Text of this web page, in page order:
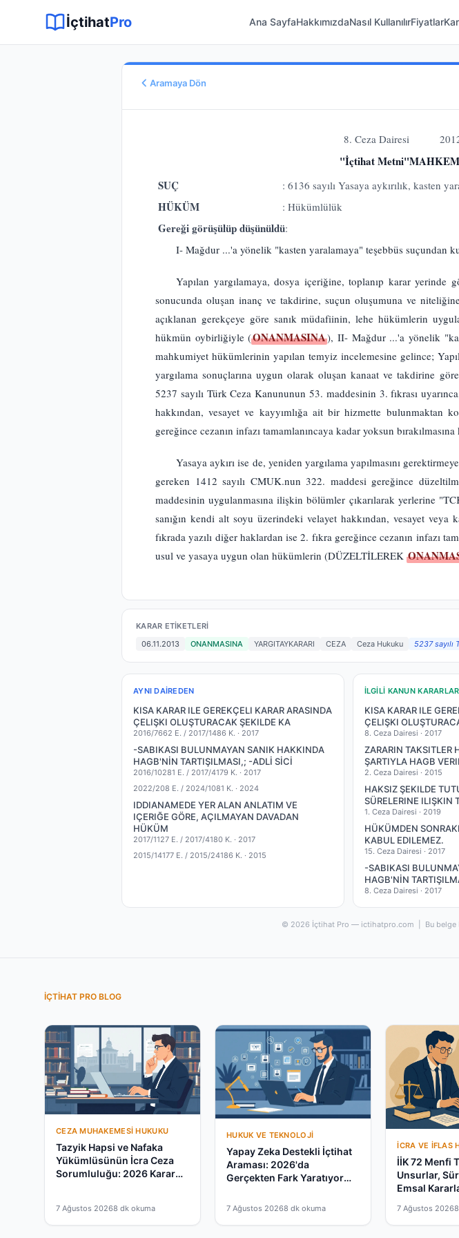
İçtihatPro Ana SayfaHakkımızdaNasıl KullanılırFiyatlar
Aramaya Dön
Karar Tarihi
06.11.2013
ONANMASINA
Hukuk Alanı
8. Ceza Dairesi
"İçtihat
SUÇ
: 6136 sayılı Yasaya aykırılık, kasten
HÜKÜM : Hükümlülük
Gereği görüşülüp düşünüldü:
I- Mağdur ...'a yönelik "kasten yaralamaya" teşebbüs suçundan
Yapılan yargılamaya, dosya içeriğine, toplanıp karar
sonucunda oluşan inanç ve takdirine, suçun oluşumuna ve
açıklanan gerekçeye göre sanık müdafiinin, lehe hükümlerin
hükmün oybirliğiyle (ONANMASINA), II- Mağdur ...'a yönelik
mahkumiyet hükümlerinin yapılan temyiz incelemesine gelince;
yargılama sonuçlarına uygun olarak oluşan kanaat ve takdirine
5237 sayılı Türk Ceza Kanununun 53. maddesinin 3. fıkrası
hakkından, vesayet ve kayyımlığa ait bir hizmette bulunmaktan
gereğince cezanın infazı tamamlanıncaya kadar yoksun
Yasaya aykırı ise de, yeniden yargılama yapılmasını
gereken 1412 sayılı CMUK.nun 322. maddesi gereğince
maddesinin uygulanmasına ilişkin bölümler çıkarılarak yerlerine
sanığın kendi alt soyu üzerindeki velayet hakkından, vesayet
fıkrada yazılı diğer haklardan ise 2. fıkra gereğince cezanın infazı
usul ve yasaya uygun olan hükümlerin (DÜZELTİLEREK
KARAR ETIKETLERI
06.11.2013
ONANMASINA YARGITAYKARARI CEZA Ceza Hukuku 5237 sayılı
AYNI DAIREDEN
KISA KARAR ILE GEREKÇELI KARAR ARASINDA
ÇELIŞKI OLUŞTURACAK ŞEKILDE KA
2016/7662 E. / 2017/1486 K. · 2017
-SABIKASI BULUNMAYAN SANIK HAKKINDA
HAGB'NİN TARTIŞILMASI,; -ADLİ SİCİ
2016/10281 E. / 2017/4179 K. · 2017
2022/208 E. / 2024/1081 K. · 2024
IDDIANAMEDE YER ALAN ANLATIM VE
IÇERIĞE GÖRE, AÇILMAYAN DAVADAN
HÜKÜM
2017/1127 E. / 2017/4180 K. · 2017
2015/14177 E. / 2015/24186 K. · 2015
İLGILI KANUN
KISA KARAR ILE
ÇELIŞKI
8. Ceza Dairesi · 2017
ZARARIN TAKSITLER
ŞARTIYLA HAGB
2. Ceza Dairesi · 2015
HAKSIZ ŞEKILDE
SÜRELERINE ILIŞKIN
1. Ceza Dairesi · 2019
HÜKÜMDEN
KABUL EDILEMEZ.
15. Ceza Dairesi · 2017
-SABIKASI
HAGB'NİN
8. Ceza Dairesi · 2017
© 2026 İçtihat Pro — ictihatpro.com | Bu belge
İÇTIHAT PRO BLOG
CEZA MUHAKEMESI HUKUKU
Tazyik Hapsi ve Nafaka
Yükümlüsünün İcra Ceza
Sorumluluğu: 2026 Karar
7 Ağustos 20268 dk okuma
HUKUK VE TEKNOLOJI
Yapay Zeka Destekli İçtihat
Araması: 2026'da
Gerçekten Fark Yaratıyor
7 Ağustos 20268 dk okuma
İCRA VE İFLAS
İİK 72 Menfi
Unsurlar,
Emsal
7 Ağustos 2026